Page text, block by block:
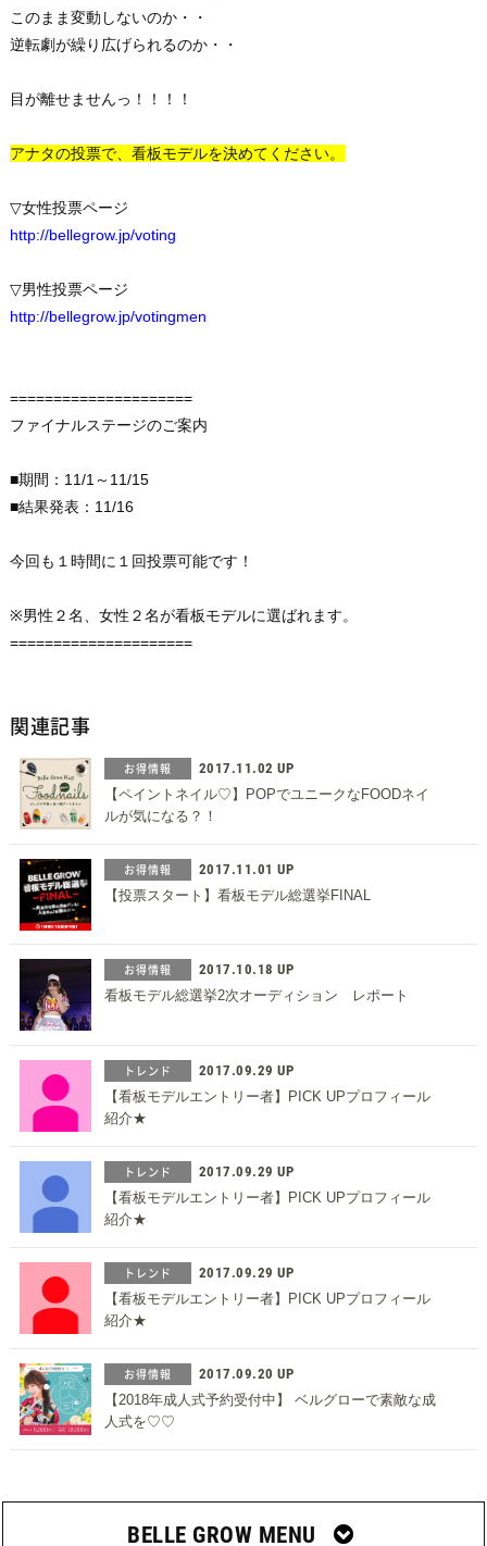
このまま変動しないのか・・
逆転劇が繰り広げられるのか・・
目が離せませんっ！！！！
アナタの投票で、看板モデルを決めてください。
▽女性投票ページ
http://bellegrow.jp/voting
▽男性投票ページ
http://bellegrow.jp/votingmen
=====================
ファイナルステージのご案内
■期間：11/1～11/15
■結果発表：11/16
今回も１時間に１回投票可能です！
※男性２名、女性２名が看板モデルに選ばれます。
=====================
関連記事
お得情報
2017.11.02 UP
【ペイントネイル♡】POPでユニークなFOODネイ
ルが気になる？！
お得情報
2017.11.01 UP
【投票スタート】看板モデル総選挙FINAL
お得情報
2017.10.18 UP
看板モデル総選挙2次オーディション レポート
トレンド
2017.09.29 UP
【看板モデルエントリー者】PICK UPプロフィール
紹介★
トレンド
2017.09.29 UP
【看板モデルエントリー者】PICK UPプロフィール
紹介★
トレンド
2017.09.29 UP
【看板モデルエントリー者】PICK UPプロフィール
紹介★
お得情報
2017.09.20 UP
【2018年成人式予約受付中】 ベルグローで素敵な成
人式を♡♡
BELLE GROW MENU